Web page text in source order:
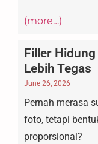
(more…)
Filler
Lebih Tegas
June 26, 2026
Pernah merasa
foto, tetapi
proporsional?